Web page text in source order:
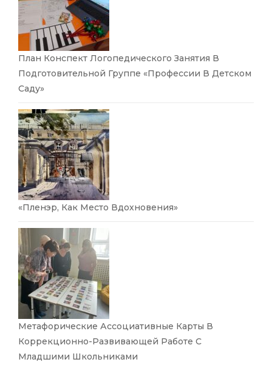
План Конспект Логопедического Занятия В
Подготовительной Группе «Профессии В Детском
Саду»
«Пленэр, Как Место Вдохновения»
Метафорические Ассоциативные Карты В
Коррекционно-Развивающей Работе С
Младшими Школьниками